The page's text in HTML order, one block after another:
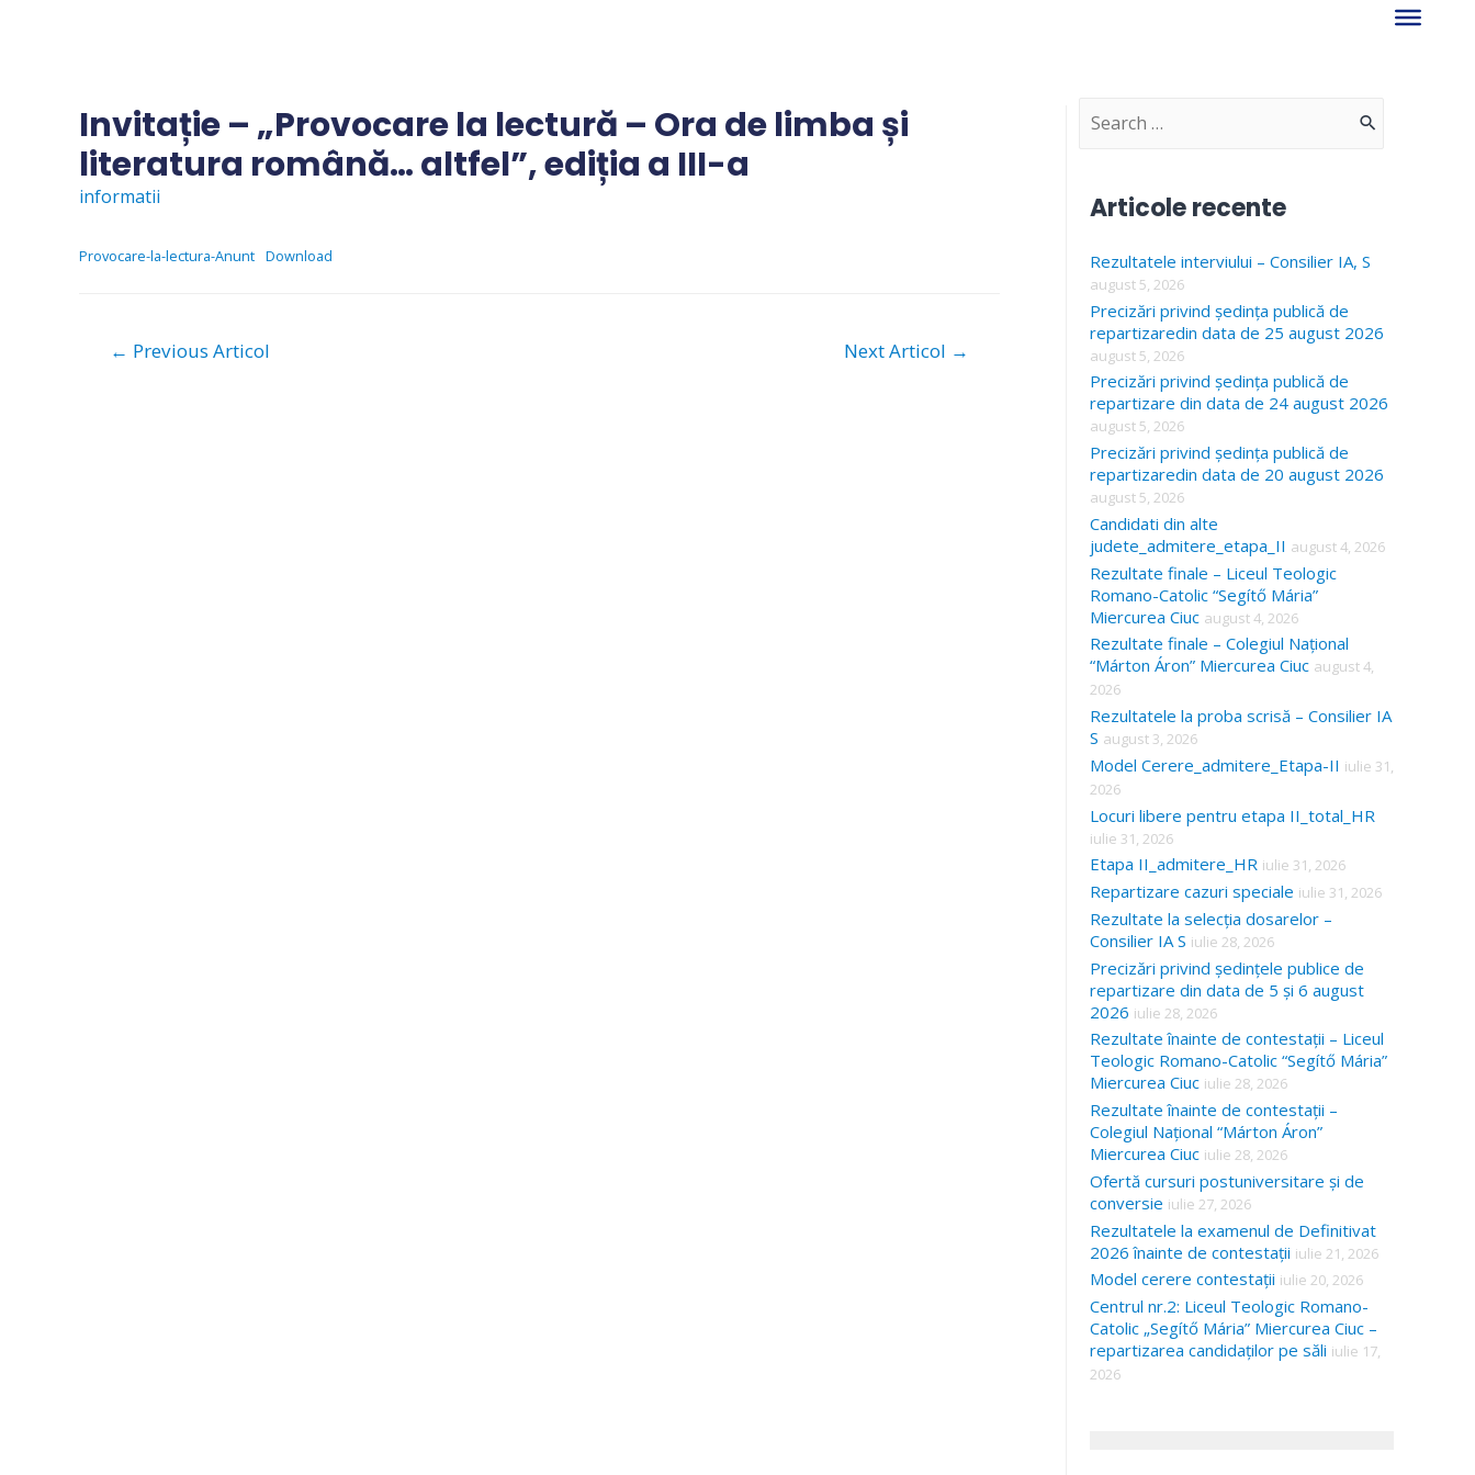
Invitație – „Provocare la lectură – Ora de limba și
literatura română… altfel”, ediția a III-a
informatii
Provocare-la-lectura-Anunt Download
Navigare
← Previous Articol Next Articol →
S
c
h
f
o
r
:
Articole recente
Rezultatele interviului – Consilier IA, S
august 5, 2026
Precizări privind ședința publică de
repartizaredin data de 25 august 2026
august 5, 2026
Precizări privind ședința publică de
repartizare din data de 24 august 2026
august 5, 2026
Precizări privind ședința publică de
repartizaredin data de 20 august 2026
august 5, 2026
Candidati din alte
judete_admitere_etapa_II august 4, 2026
Rezultate finale – Liceul Teologic
Romano-Catolic “Segítő Mária”
Miercurea Ciuc august 4, 2026
Rezultate finale – Colegiul Național
“Márton Áron” Miercurea Ciuc august 4,
2026
Rezultatele la proba scrisă – Consilier IA
S august 3, 2026
Model Cerere_admitere_Etapa-II iulie 31,
2026
Locuri libere pentru etapa II_total_HR
iulie 31, 2026
Etapa II_admitere_HR iulie 31, 2026
Repartizare cazuri speciale iulie 31, 2026
Rezultate la selecția dosarelor –
Consilier IA S iulie 28, 2026
Precizări privind ședințele publice de
repartizare din data de 5 și 6 august
2026 iulie 28, 2026
Rezultate înainte de contestații – Liceul
Teologic Romano-Catolic “Segítő Mária”
Miercurea Ciuc iulie 28, 2026
Rezultate înainte de contestații –
Colegiul Național “Márton Áron”
Miercurea Ciuc iulie 28, 2026
Ofertă cursuri postuniversitare și de
conversie iulie 27, 2026
Rezultatele la examenul de Definitivat
2026 înainte de contestații iulie 21, 2026
Model cerere contestații iulie 20, 2026
Centrul nr.2: Liceul Teologic Romano-
Catolic „Segítő Mária” Miercurea Ciuc –
repartizarea candidaților pe săli iulie 17,
2026